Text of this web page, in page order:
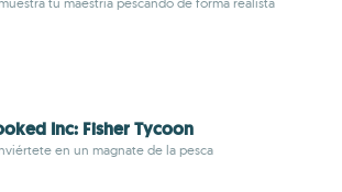
Inc: Fisher Tycoon
en un magnate de la pesca